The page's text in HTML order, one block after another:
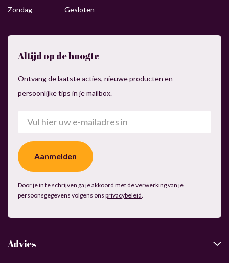
Zondag
Gesloten
Altijd op de hoogte
Ontvang de laatste acties, nieuwe producten en
persoonlijke tips in je mailbox.
(Vereist)
Door je in te schrijven ga je akkoord met de verwerking van je
persoonsgegevens volgens ons privacybeleid
Advies